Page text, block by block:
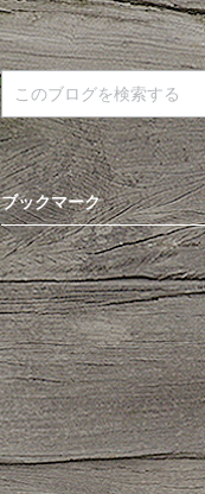
ブックマーク